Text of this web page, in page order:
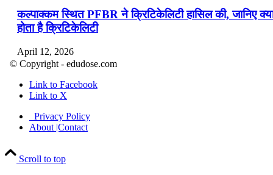
कल्पाक्कम स्थित PFBR ने क्रिटिकेलिटी हासिल की, जानिए
होता है क्रिटिकेलिटी
April 12, 2026
April 9, 2026
नासा का आर्टेमिस-2 मिशन: मनुष्य एक बार फिर से चंद्रमा के
पहुंचा
April 7, 2026
© Copyright - edudose.com
Link to Facebook
Link to X
Privacy Policy
About |Contact
Scroll to top